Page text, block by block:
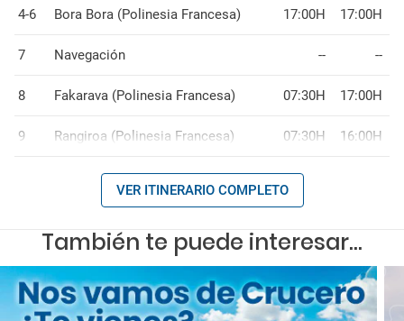
4-6 Bora Bora (Polinesia Francesa) 17:00H 17:00H
7 Navegación -- --
8 Fakarava (Polinesia Francesa) 07:30H 17:00H
9 Rangiroa (Polinesia Francesa) 07:30H 16:00H
VER ITINERARIO COMPLETO
También te puede interesar...